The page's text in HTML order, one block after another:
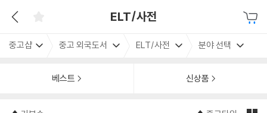
ELT/사전
중고샵 중고 외국도서 ELT/사전 분야 선택
베스트 신상품